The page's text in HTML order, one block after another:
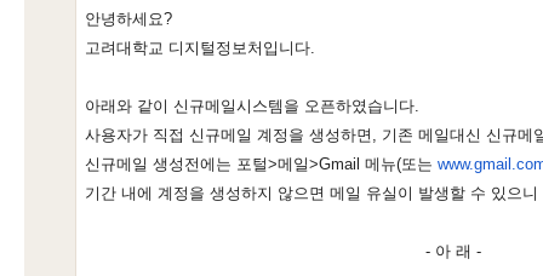
안녕하세요?
고려대학교 디지털정보처입니다.
아래와 같이 신규메일시스템을 오픈하였습니다.
사용자가 직접 신규메일 계정을 생성하면 , 기존 메일대신 신규메
신규메일 생성전에는 포털>메일>Gmail 메뉴(또는
기간 내에 계정을 생성하지 않으면 메일 유실이 발생할 수 있으
- 아 래 -